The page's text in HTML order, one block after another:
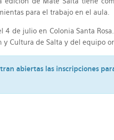
para el trabajo en el aula.
4 de julio en Colonia Santa
Cultura de Salta y del equipo
abiertas las inscripciones